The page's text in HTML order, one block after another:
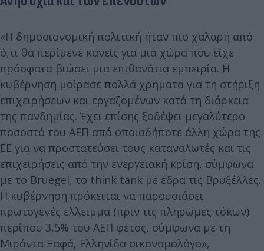
«Η δημοσιονομική πολιτική ήταν πιο χαλαρή από
ό,τι θα περίμενε κανείς για μια χώρα που είχε
πρόσφατα βιώσει μια επιθανάτια εμπειρία. Η
κυβέρνηση μοίρασε πολλά χρήματα για τη στήριξη
επιχειρήσεων και εργαζομένων κατά τη διάρκεια
της πανδημίας. Έχει επίσης ξοδέψει μεγαλύτερο
ποσοστό του ΑΕΠ από οποιαδήποτε άλλη χώρα της
ΕΕ για να προστατεύσει τους καταναλωτές και τις
επιχειρήσεις από την ενεργειακή κρίση, σύμφωνα
με το Bruegel, το think tank με έδρα τις Βρυξέλλες.
Η κυβέρνηση πρόκειται να παρουσιάσει
πρωτογενές έλλειμμα (πριν τις πληρωμές τόκων)
περίπου 3,5% του ΑΕΠ φέτος, σύμφωνα με τη
Μιράντα Ξαφά, Ελληνίδα οικονομολόγο»,